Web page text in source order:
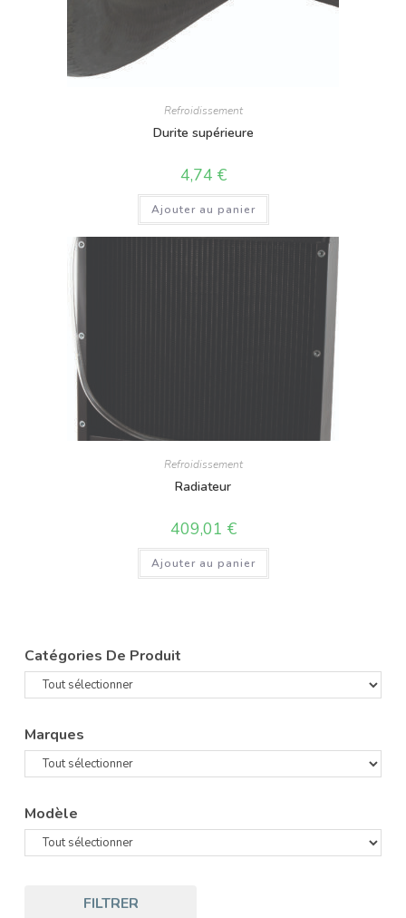
Refroidissement
Durite supérieure
4,74 €
Ajouter au panier
Refroidissement
Radiateur
409,01 €
Ajouter au panier
Catégories De Produit
Marques
Modèle
FILTRER